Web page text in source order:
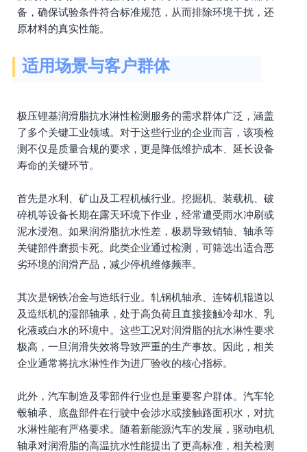
备，确保试验条件符合标准规范，从而排除环境干扰，还
原材料的真实性能。
适用场景与客户群体
极压锂基润滑脂抗水淋性检测服务的需求群体广泛，涵盖
了多个关键工业领域。对于这些行业的企业而言，该项检
测不仅是质量合规的要求，更是降低维护成本、延长设备
寿命的关键环节。
首先是水利、矿山及工程机械行业。挖掘机、装载机、破
碎机等设备长期在露天环境下作业，经常遭受雨水冲刷或
泥水浸泡。如果润滑脂抗水性差，极易导致销轴、轴承等
关键部件磨损卡死。此类企业通过检测，可筛选出适合恶
劣环境的润滑产品，减少停机维修频率。
其次是钢铁冶金与造纸行业。轧钢机轴承、连铸机辊道以
及造纸机的湿部轴承，处于高负荷且直接接触冷却水、乳
化液或白水的环境中。这些工况对润滑脂的抗水淋性要求
极高，一旦润滑失效将导致严重的生产事故。因此，相关
企业通常将抗水淋性作为进厂验收的核心指标。
此外，汽车制造及零部件行业也是重要客户群体。汽车轮
毂轴承、底盘部件在行驶中会涉水或接触路面积水，对抗
水淋性能有严格要求。随着新能源汽车的发展，驱动电机
轴承对润滑脂的高温抗水性能提出了更高标准，相关检测